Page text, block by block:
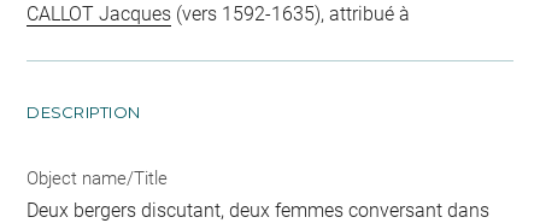
CALLOT Jacques (vers 1592-1635), attribué à
DESCRIPTION
Object name/Title
Deux bergers discutant, deux femmes conversant dans